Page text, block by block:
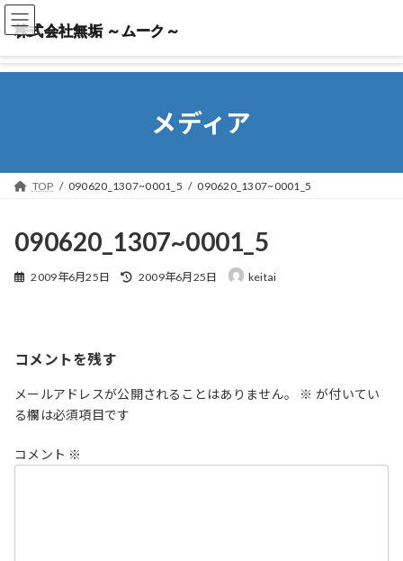
株式会社無垢 ～ムーク～
株式会社無垢 ～ムーク～
メディア
TOP 090620_1307~0001_5 090620_1307~0001_5
090620_1307~0001_5
2009年6月25日
最
2009年6月25日 keitai
コメントを残す
メールアドレスが公開されることはありません。 ※ が付いてい
る欄は必須項目です
コメント ※